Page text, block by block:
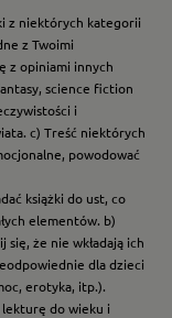
z niektórych kategorii
z Twoimi
z opiniami innych
science fiction
i
c) Treść niektórych
powodować
książki do ust, co
elementów. b)
że nie wkładają ich
dla dzieci
erotyka, itp.).
lekturę do wieku i